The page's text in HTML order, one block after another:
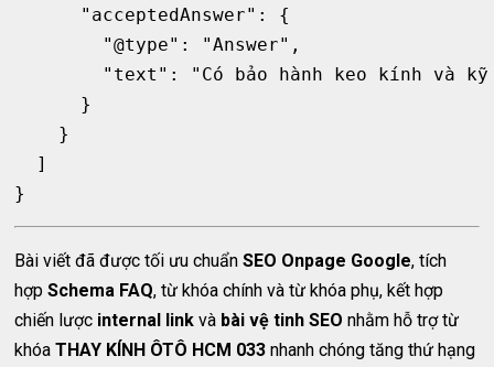
      "acceptedAnswer": {
        "@type": "Answer",
"text": "Có bảo hành keo kính và
      }
    }
  ]
Bài viết đã được tối ưu chuẩnSEO Onpage Google, tích
hợpSchema FAQ, từ khóa chính và từ khóa phụ, kết hợp
chiến lược internal link và bài vệ tinh SEO nhằm hỗ trợ từ
khóaTHAY KÍNH ÔTÔ HCM 033 nhanh chóng tăng thứ hạng